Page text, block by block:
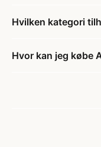
Hvilken kategori
Hvor kan jeg købe